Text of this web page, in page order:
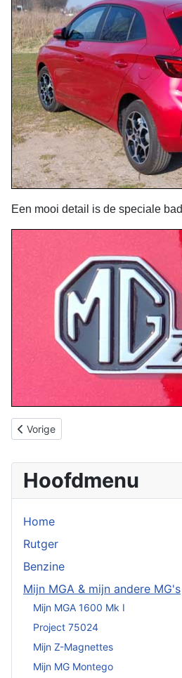
Een mooi detail is de speciale
Vorig artikel: Mijn MG Montego
Vorige
Hoofdmenu
Home
Rutger
Benzine
Mijn MGA & mijn andere MG's
Mijn MGA 1600 Mk I
Project 75024
Mijn Z-Magnettes
Mijn MG Montego